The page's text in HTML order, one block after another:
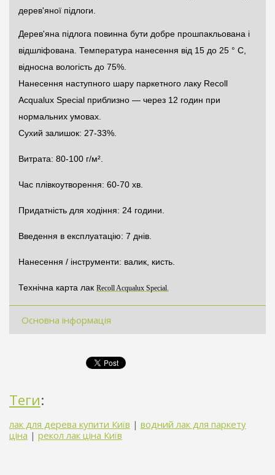
дерев'яної підлоги.
Дерев'яна підлога повинна бути добре прошпакльована і
відшліфована. Температура нанесення від 15 до 25 ° С,
відносна вологість до 75%.
Нанесення наступного шару паркетного лаку Recoll
Acqualux Special приблизно — через 12 годин при
нормальних умовах.
Сухий залишок: 27-33%.
Витрата: 80-100 г/м².
Час плівкоутворення: 60-70 хв.
Придатність для ходіння: 24 години.
Введення в експлуатацію: 7 днів.
Нанесення / інструменти: валик, кисть.
Технічна карта лак Recoll Acqualux Special.
Основна інформація
Теги:
лак для дерева купити Київ | водний лак для паркету
ціна | рекол лак ціна Київ